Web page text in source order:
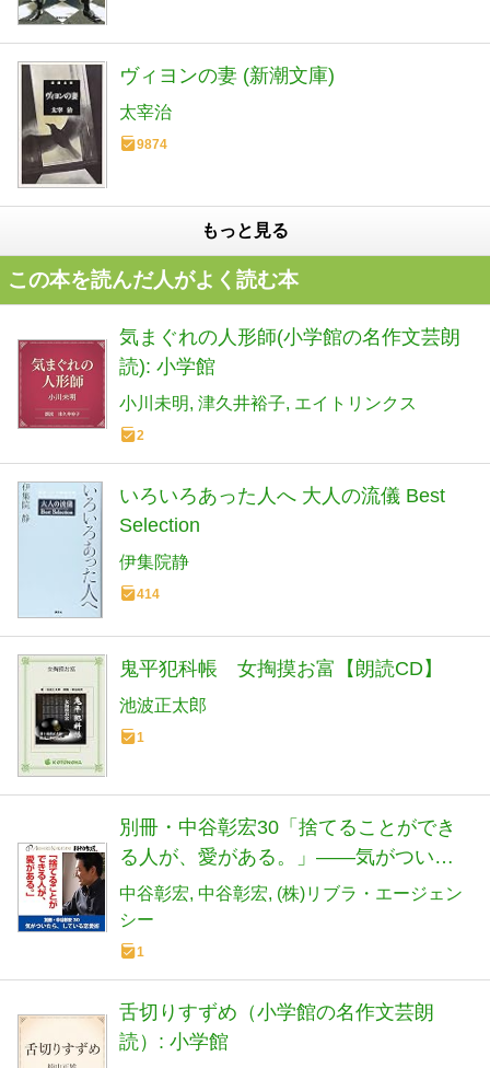
ヴィヨンの妻 (新潮文庫)
太宰治
9874
もっと見る
この本を読んだ人がよく読む本
気まぐれの人形師(小学館の名作文芸朗
読): 小学館
小川未明 津久井裕子 エイトリンクス
2
いろいろあった人へ 大人の流儀 Best
Selection
伊集院静
414
鬼平犯科帳 女掏摸お富【朗読CD】
池波正太郎
1
別冊・中谷彰宏30「捨てることができ
る人が、愛がある。」――気がついた
ら、している恋愛術
中谷彰宏 中谷彰宏 (株)リブラ・エージェン
シー
1
舌切りすずめ（小学館の名作文芸朗
読）: 小学館